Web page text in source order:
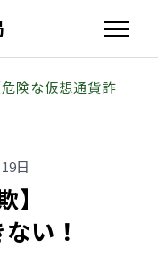
危険な仮想通貨詐
日
い！